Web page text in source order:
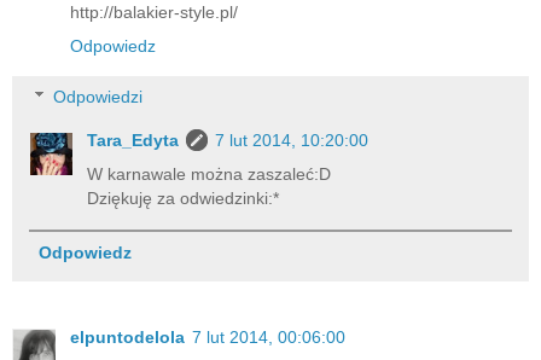
http://balakier-style.pl/
Odpowiedz
Odpowiedzi
Tara_Edyta
7 lut 2014, 10:20:00
W karnawale można zaszaleć:D
Dziękuję za odwiedzinki:*
Odpowiedz
elpuntodelola 7 lut 2014, 00:06:00